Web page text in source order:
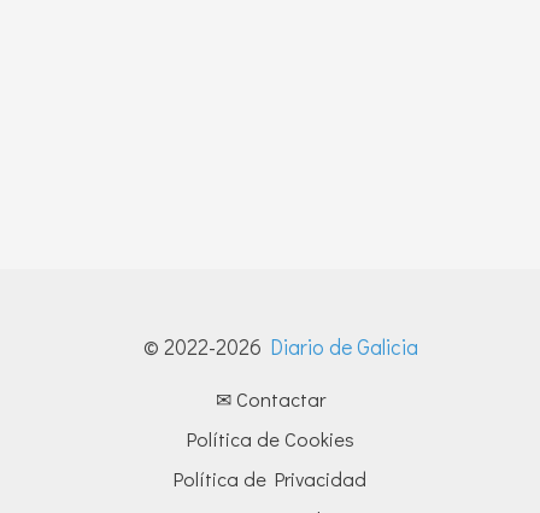
© 2022-2026 Diario de Galicia
✉ Contactar
Política de Cookies
Política de Privacidad